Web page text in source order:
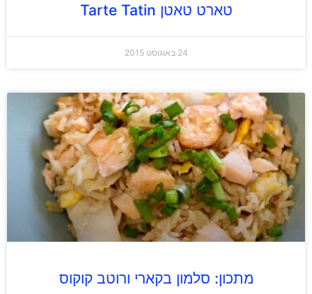
טארט טאטן Tarte Tatin
24 באוגוסט 2015
מתכון: סלמון בקארי ורוטב קוקוס